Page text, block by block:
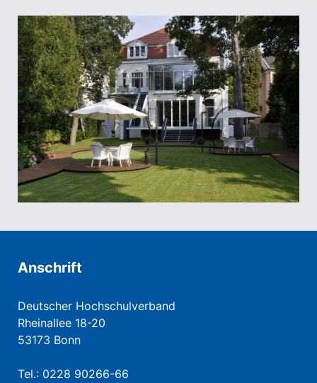
Anschrift
Deutscher Hochschulverband
Rheinallee 18-20
53173 Bonn
Tel.: 0228 90266-66